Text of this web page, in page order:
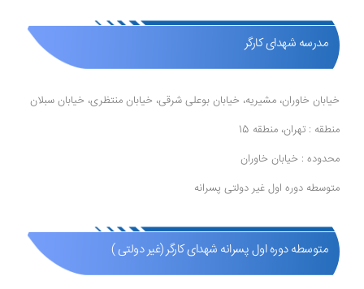
مدرسه شهدای کارگر
خیابان خاوران، مشیریه، خیابان بوعلی شرقی، خیابان منتظری، خیابان سبلان
منطقه : تهران، منطقه 15
محدوده : خیابان خاوران
متوسطه دوره اول غیر دولتی پسرانه
متوسطه دوره اول پسرانه شهدای کارگر (غیر دولتی )